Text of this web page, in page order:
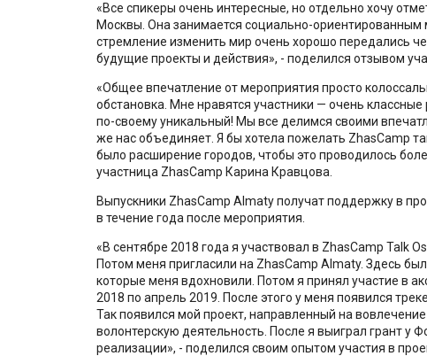
«Все спикеры очень интересные, но отдельно хочу
Москвы. Она занимается социально-ориентированным
стремление изменить мир очень хорошо передались
будущие проекты и действия», - поделился отзывом
«Общее впечатление от мероприятия просто
обстановка. Мне нравятся участники — очень
по-своему уникальный! Мы все делимся своими
же нас объединяет. Я бы хотела пожелать ZhasCamp
было расширение городов, чтобы это проводилось
участница ZhasCamp Карина Кравцова.
Выпускники ZhasCamp Almaty получат поддержку в
в течение года после мероприятия.
«В сентябре 2018 года я участвовал в ZhasCamp Talk
Потом меня пригласили на ZhasCamp Almaty. Здесь
которые меня вдохновили. Потом я принял участие в
2018 по апрель 2019. После этого у меня появился
Так появился мой проект, направленный на
волонтерскую деятельность. После я выиграл грант у
реализации», - поделился своим опытом участия в